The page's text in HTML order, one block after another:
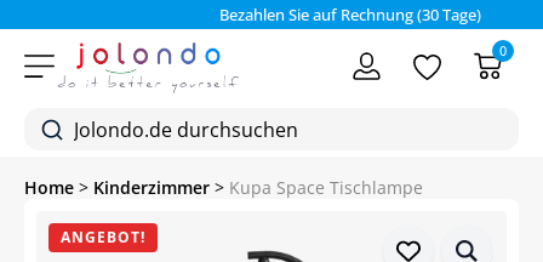
Bezahlen Sie auf Rechnung (30 Tage)
0
Home > Kinderzimmer > Kupa Space Tischlampe
ANGEBOT!